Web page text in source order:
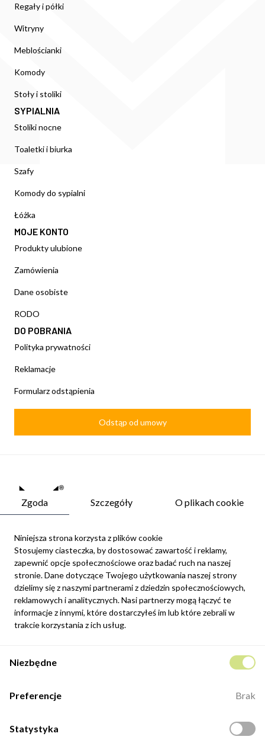
Regały i półki
Witryny
Meblościanki
Komody
Stoły i stoliki
SYPIALNIA
Stoliki nocne
Toaletki i biurka
Szafy
Komody do sypialni
Łóżka
MOJE KONTO
Produkty ulubione
Zamówienia
Dane osobiste
RODO
DO POBRANIA
Polityka prywatności
Reklamacje
Formularz odstąpienia
Odstąp od umowy
Newsletter
Możesz zrezygnować w każdej chwili. W tym celu należy odnaleźć
szczegóły w naszej informacji prawnej.
Zapisz się
internetowego.
Kontakt
Otwarte: 8:00 -16:00
Zgoda Szczegóły O plikach cookie
Niniejsza strona korzysta z plików cookie
Stosujemy ciasteczka, by dostosować zawartość i reklamy,
zapewnić opcje społecznościowe oraz badać ruch na naszej
stronie. Dane dotyczące Twojego użytkowania naszej strony
dzielimy się z naszymi partnerami z dziedzin społecznościowych,
reklamowych i analitycznych. Nasi partnerzy mogą łączyć te
informacje z innymi, które dostarczyłeś im lub które zebrali w
trakcie korzystania z ich usług.
Niezbędne
Preferencje Brak
Statystyka